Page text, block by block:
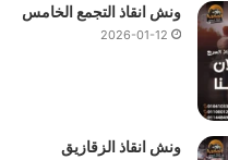
ونش انقاذ التجمع الخامس
2026-01-12
ونش انقاذ الزقازيق